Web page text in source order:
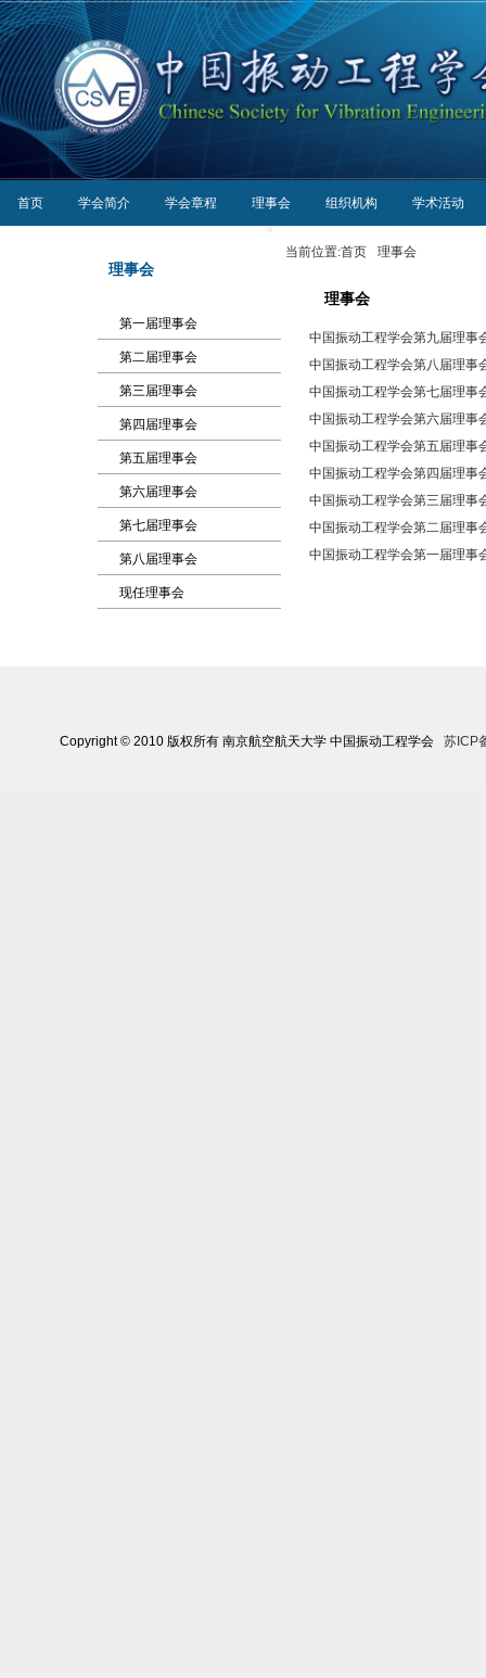
首页 学会简介 学会章程 理事会 组织机构 学术活动
理事会
第一届理事会
第二届理事会
第三届理事会
第四届理事会
第五届理事会
第六届理事会
第七届理事会
第八届理事会
现任理事会
当前位置:首页 理事会
理事会
中国振动工程学会第九届理事
中国振动工程学会第八届理事
中国振动工程学会第七届理事
中国振动工程学会第六届理事
中国振动工程学会第五届理事
中国振动工程学会第四届理事
中国振动工程学会第三届理事
中国振动工程学会第二届理事
中国振动工程学会第一届理事
Copyright © 2010 版权所有 南京航空航天大学 中国振动工程学会 苏ICP